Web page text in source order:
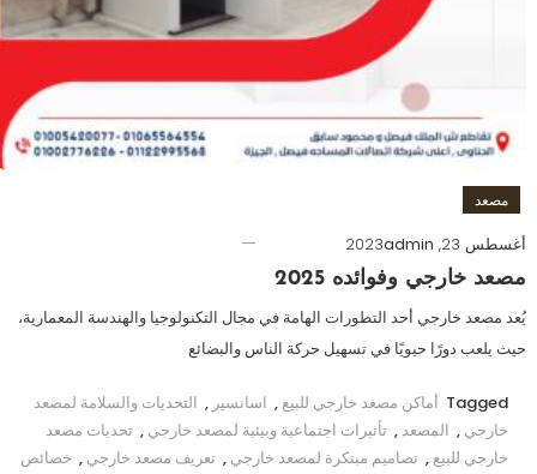
مصعد
أغسطس 23, 2023
admin
مصعد خارجي وفوائده 2025
يُعد مصعد خارجي أحد التطورات الهامة في مجال التكنولوجيا والهندسة المعمارية،
حيث يلعب دورًا حيويًا في تسهيل حركة الناس والبضائع
Tagged أماكن مصعد خارجي للبيع , اسانسير , التحديات والسلامة لمصعد
خارجي , المصعد , تأثيرات اجتماعية وبيئية لمصعد خارجي , تحديات مصعد
خارجي للبيع , تصاميم مبتكرة لمصعد خارجي , تعريف مصعد خارجي , خصائص